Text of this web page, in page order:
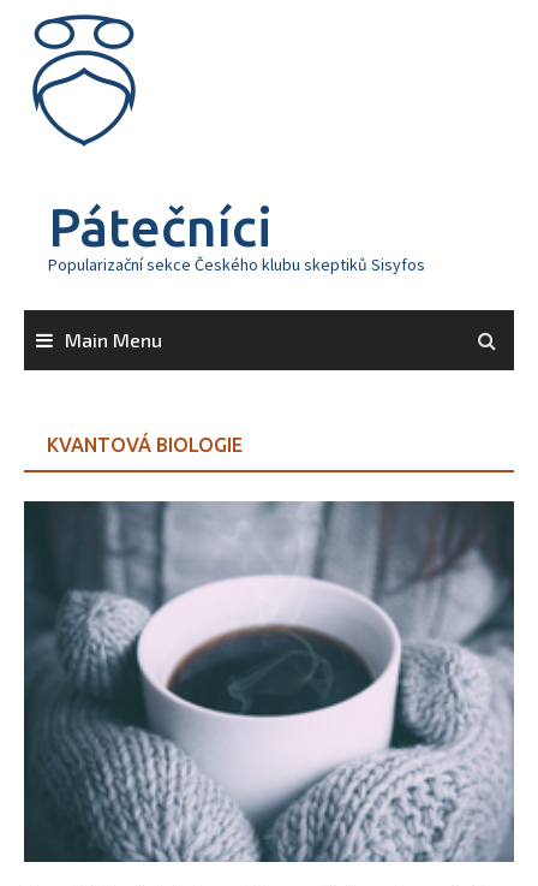
content
Pátečníci
Popularizační sekce Českého klubu skeptiků Sisyfos
Main Menu
KVANTOVÁ BIOLOGIE